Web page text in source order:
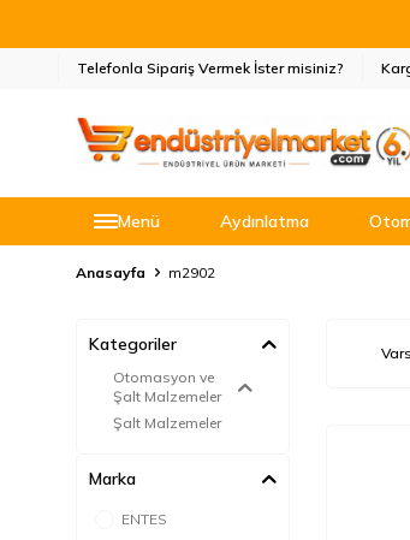
Telefonla Sipariş Vermek İster misiniz?
Menü Aydınlatma
Anasayfa m2902
Kategoriler
Otomasyon ve
Şalt Malzemeler
Şalt Malzemeler
Marka
ENTES